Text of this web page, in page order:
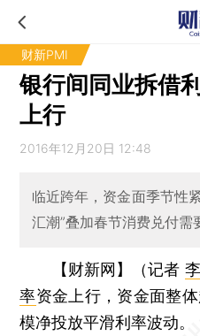
财新PMI
银行间同业拆借
上行
2016年12月20日 12:48
临近跨年，资金面季节性
汇潮”叠加春节消费兑付
【财新网】（记者
率资金上行，资金面整
模净投放平滑利率波动。